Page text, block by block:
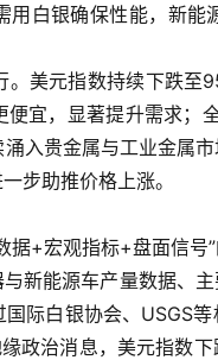
白银确保性能，新
。美元指数持续下跌
宜，显著提升需求；
入贵金属与工业金属
步助推价格上涨。
据+宏观指标+盘面信
新能源车产量数据、
际白银协会、USGS
政治消息，美元指数